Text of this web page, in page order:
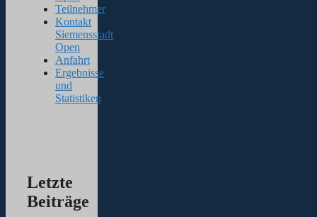
Teilnehmer
Kontakt
Siemensstadt
Open
Anfahrt
Ergebnisse
und
Statistiken
Letzte
Beiträge